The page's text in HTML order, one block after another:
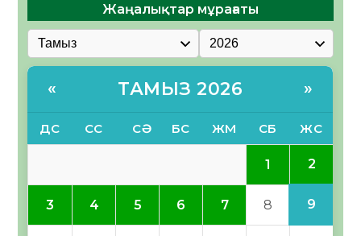
Жаңалықтар мұрағаты
« ТАМЫЗ 2026 »
ДС СС СӘ БС ЖМ СБ ЖС
1 2
3 4 5 6 7 8 9